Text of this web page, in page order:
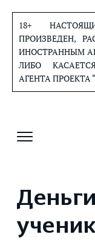
содержанию
18+
ПРОИЗВЕДЕН,
ИНОСТРАННЫМ
ЛИБО
АГЕНТА ПРОЕКТА